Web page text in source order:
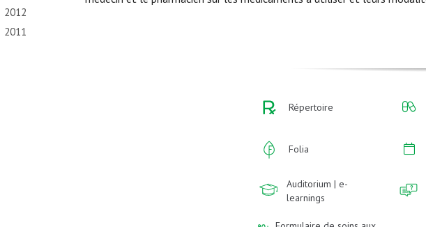
2012
2011
Répertoire
Folia
Auditorium | e-
learnings